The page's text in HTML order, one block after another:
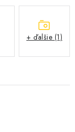
+ ďalšie (1)